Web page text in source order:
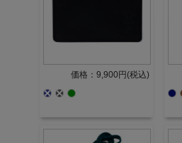
価格：9,900円(税込)